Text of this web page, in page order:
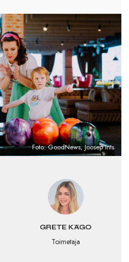
GRETE KÄGO
Toimetaja
Foto: GoodNews, Joosep Ints